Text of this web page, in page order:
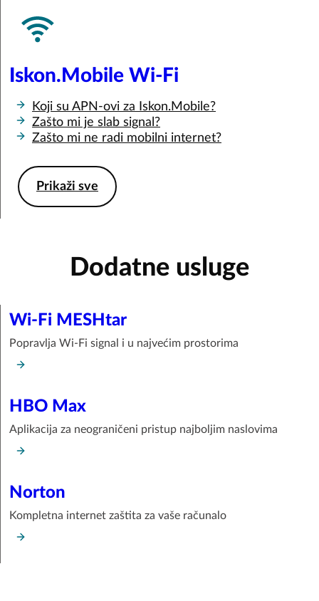
Iskon.Mobile Wi-Fi
Koji su APN-ovi za Iskon.Mobile?
Zašto mi je slab signal?
Zašto mi ne radi mobilni internet?
Prikaži sve
Dodatne usluge
Wi-Fi MESHtar
Popravlja Wi-Fi signal i u najvećim prostorima
HBO Max
Aplikacija za neograničeni pristup najboljim naslovima
Norton
Kompletna internet zaštita za vaše računalo